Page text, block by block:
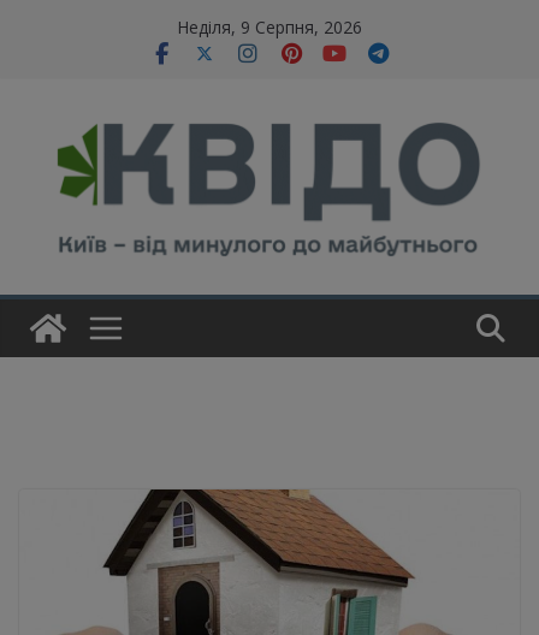
Неділя, 9 Серпня, 2026
modal-check